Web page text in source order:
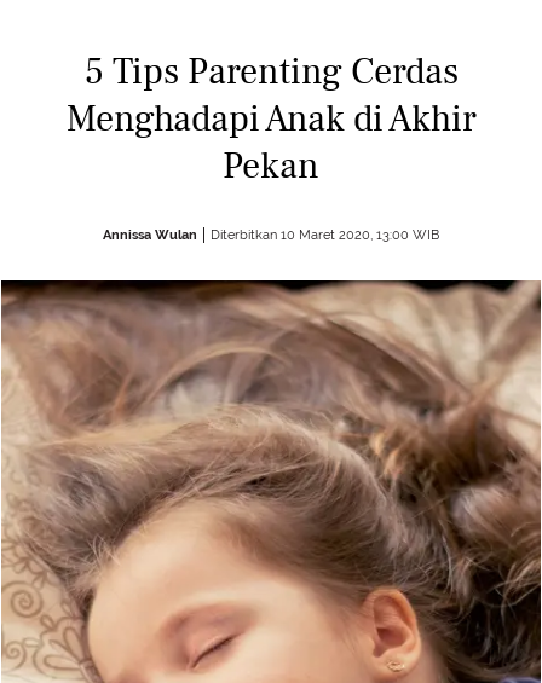
5 Tips Parenting Cerdas
Menghadapi Anak di Akhir
Pekan
Annissa Wulan Diterbitkan 10 Maret 2020, 13:00 WIB